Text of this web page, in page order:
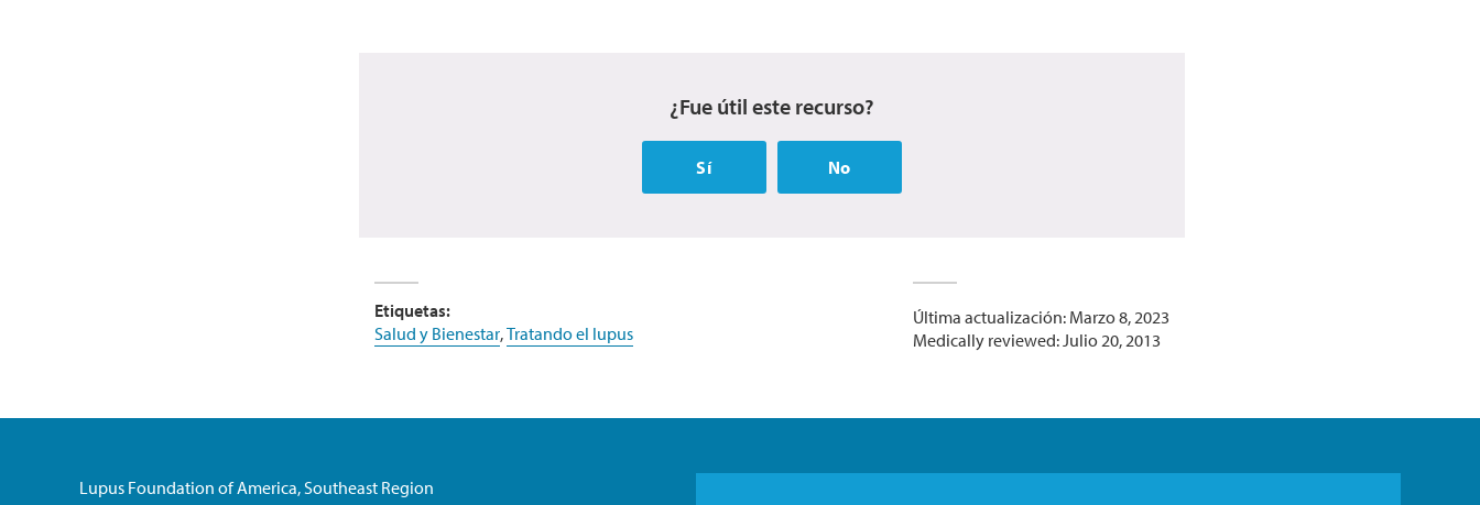
¿Fue útil este recurso?
Sí No
Etiquetas:
Salud y Bienestar,Tratando el lupus
Última actualización: Marzo 8, 2023
Medically reviewed: Julio 20, 2013
Lupus Foundation of America, Southeast Region